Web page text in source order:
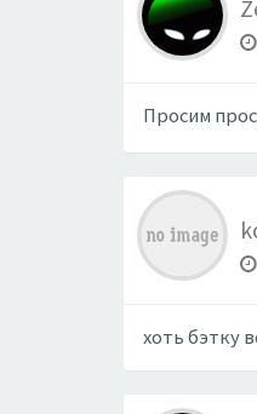
Просим
хоть бэтку